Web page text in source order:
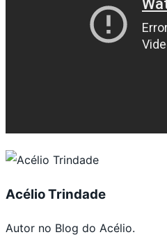
Acélio Trindade
Autor no Blog do Acélio.